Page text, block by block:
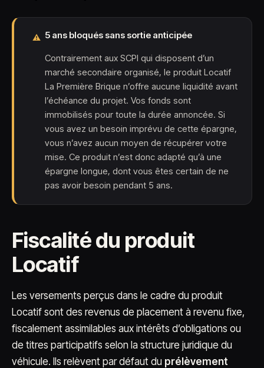
⚠ 5 ans bloqués sans sortie anticipée
Contrairement aux SCPI qui disposent d’un
marché secondaire organisé, le produit Locatif
La Première Brique n’offre aucune liquidité avant
l’échéance du projet. Vos fonds sont
immobilisés pour toute la durée annoncée. Si
vous avez un besoin imprévu de cette épargne,
vous n’avez aucun moyen de récupérer votre
mise. Ce produit n’est donc adapté qu’à une
épargne longue, dont vous êtes certain de ne
pas avoir besoin pendant 5 ans.
Fiscalité du produit
Locatif
Les versements perçus dans le cadre du produit
Locatif sont des revenus de placement à revenu fixe,
fiscalement assimilables aux intérêts d’obligations ou
de titres participatifs selon la structure juridique du
véhicule. Ils relèvent par défaut du prélèvement